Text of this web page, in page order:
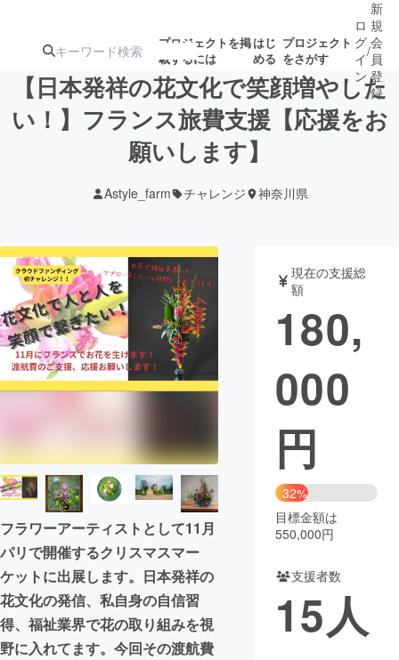
プロジェクトを掲
載するには
はじ
める
プロジェクト
をさがす
注目の新着プロ
ジェクト
募集終了が近いプ
ロジェクト
テクノロジー・ガジェット
映像・映画 書籍・雑誌
ビジネス・起業 チャレンジ
CAMPFIRE for Social Good
CAMPFIRE Creation
CAMPFIREふるさと納税machi-ya コミュニティ
ロ
グ
イ
ン
/
新
規
会
員
登
録
【日本発祥の花文化で笑顔増やした
い！】フランス旅費支援【応援をお
願いします】
Astyle_farm チャレンジ 神奈川県
フラワーアーティストとして11月
パリで開催するクリスマスマー
ケットに出展します。日本発祥の
花文化の発信、私自身の自信習
得、福祉業界で花の取り組みを視
野に入れてます。今回その渡航費
現在の支援総
額
180,
000
円
32%
目標金額は
550,000円
支援者数
15人